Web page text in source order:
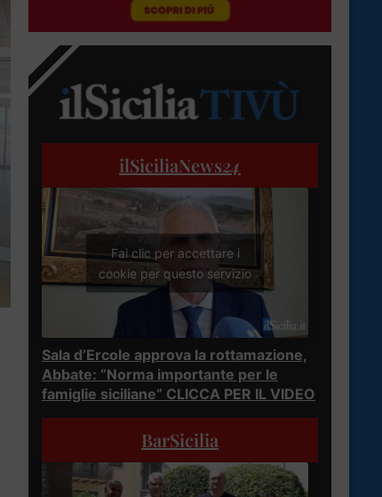
ilSiciliaNews24
Fai clic per accettare i
cookie per questo servizio
Sala d’Ercole approva la rottamazione,
Abbate: “Norma importante per le
famiglie siciliane” CLICCA PER IL VIDEO
BarSicilia